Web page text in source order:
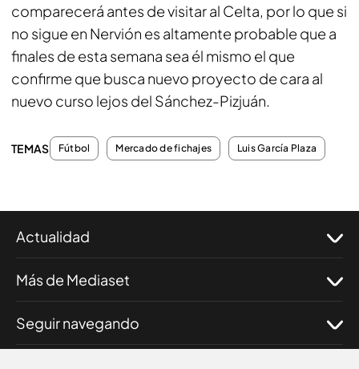
comparecerá antes de visitar al Celta, por lo que si
no sigue en Nervión es altamente probable que a
finales de esta semana sea él mismo el que
confirme que busca nuevo proyecto de cara al
nuevo curso lejos del Sánchez-Pizjuán.
TEMAS Fútbol Mercado de fichajes Luis García Plaza
Actualidad
Más de Mediaset
Seguir navegando